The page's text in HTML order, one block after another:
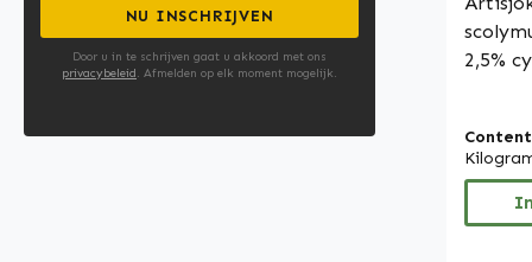
NU INSCHRIJVEN
Door u in te schrijven gaat u akkoord met ons
privacybeleid. Afmelden op elk moment mogelijk.
2,5%